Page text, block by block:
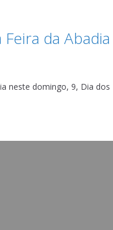
da
neste domingo, 9, Dia dos